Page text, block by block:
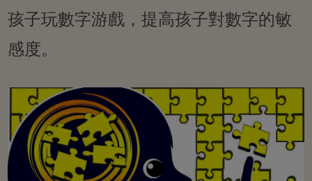
孩子玩數字游戲，提高孩子對數字的敏
感度。